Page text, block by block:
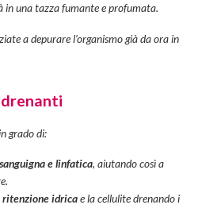
una tazza fumante e profumata.
a depurare l’organismo già da ora in
grado di:
e linfatica, aiutando così a
ritenzione idricae la cellulite drenando i